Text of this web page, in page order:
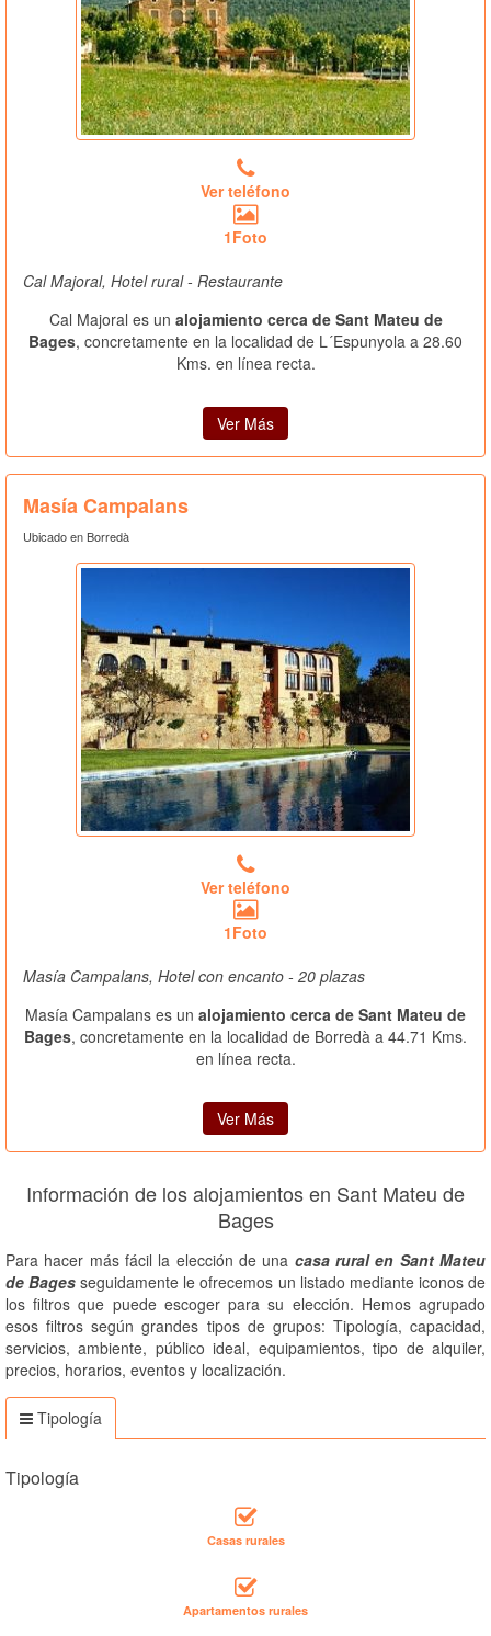
Ver teléfono
1Foto
Cal Majoral, Hotel rural - Restaurante
Cal Majoral es un alojamiento cerca de Sant Mateu de
Bages, concretamente en la localidad de L´Espunyola a 28.60
Kms. en línea recta.
Ver Más
Masía Campalans
Ubicado en Borredà
Ver teléfono
1Foto
Masía Campalans, Hotel con encanto - 20 plazas
Masía Campalans es un alojamiento cerca de Sant Mateu de
Bages, concretamente en la localidad de Borredà a 44.71 Kms.
en línea recta.
Ver Más
Información de los alojamientos en Sant Mateu de
Bages
Para hacer más fácil la elección de una casa rural en Sant Mateu
de Bages seguidamente le ofrecemos un listado mediante iconos de
los filtros que puede escoger para su elección. Hemos agrupado
esos filtros según grandes tipos de grupos: Tipología, capacidad,
servicios, ambiente, público ideal, equipamientos, tipo de alquiler,
precios, horarios, eventos y localización.
Tipología
Tipología
Casas rurales
Apartamentos rurales